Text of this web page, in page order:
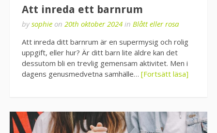
Att inreda ett barnrum
bysophie on 20th oktober 2024 in Blått eller rosa
Att inreda ditt barnrum är en supermysig och rolig
uppgift, eller hur? Är ditt barn lite äldre kan det
dessutom bli en trevlig gemensam aktivitet. Men i
dagens genusmedvetna samhälle… [Fortsätt läsa]